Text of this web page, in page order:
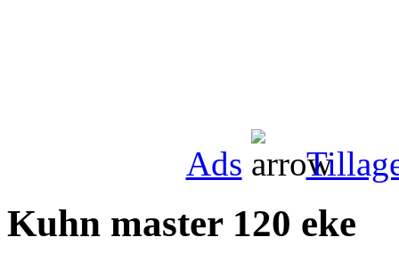
Ads
Kuhn master 120 eke